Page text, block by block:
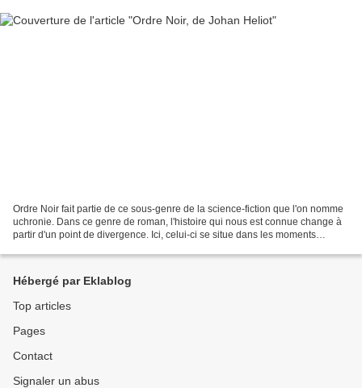
Ordre Noir fait partie de ce sous-genre de la science-fiction que l'on nomme
uchronie. Dans ce genre de roman, l'histoire qui nous est connue change à
partir d'un point de divergence. Ici, celui-ci se situe dans les moments
Hébergé par Eklablog
Top articles
Pages
Contact
Signaler un abus